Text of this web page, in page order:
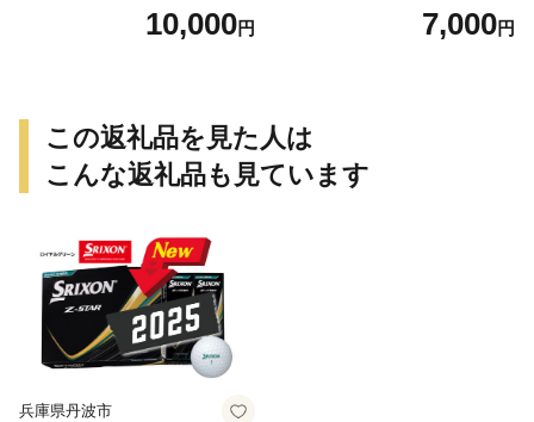
10,000円 7,000円
この返礼品を見た人は
こんな返礼品も見ています
兵庫県丹波市